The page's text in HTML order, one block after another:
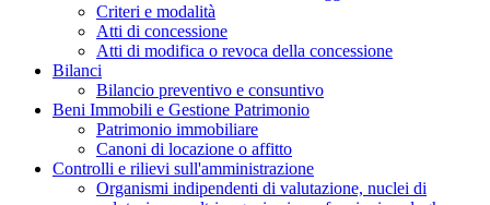
Criteri e modalità
Atti di concessione
Atti di modifica o revoca della concessione
Bilanci
Bilancio preventivo e consuntivo
Beni Immobili e Gestione Patrimonio
Patrimonio immobiliare
Canoni di locazione o affitto
Controlli e rilievi sull'amministrazione
Organismi indipendenti di valutazione, nuclei di